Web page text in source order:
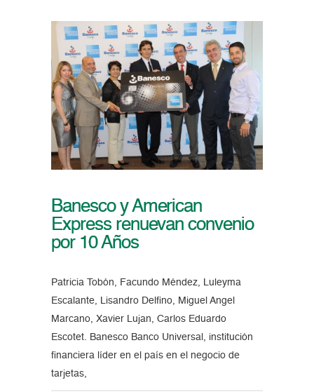
Banesco y American
Express renuevan convenio
por 10 Años
Patricia Tobón, Facundo Méndez, Luleyma
Escalante, Lisandro Delfino, Miguel Angel
Marcano, Xavier Lujan, Carlos Eduardo
Escotet. Banesco Banco Universal, institución
financiera líder en el país en el negocio de
tarjetas,